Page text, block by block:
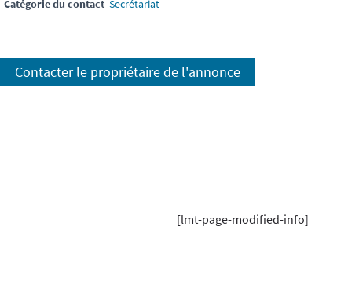
Catégorie du contact Secrétariat
Contacter le propriétaire de l'annonce
[lmt-page-modified-info]